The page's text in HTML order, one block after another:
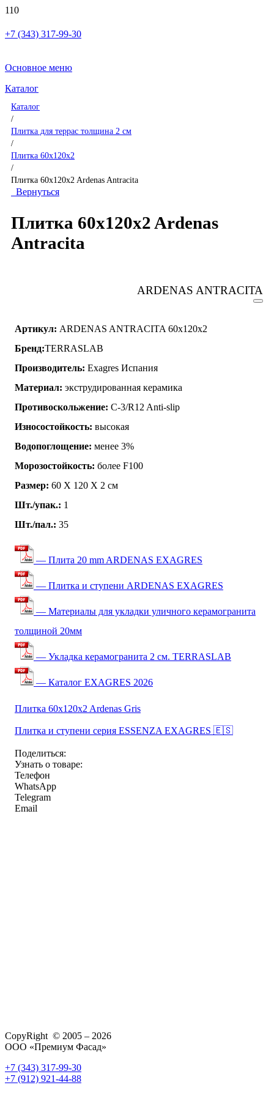
+7 (343) 317-99-30
Основное меню
Каталог
Каталог
/
Плитка для террас толщина 2 см
/
Плитка 60x120x2
/
Плитка 60x120x2 Ardenas Antracita
Вернуться
Плитка 60x120x2 Ardenas
Antracita
ARDENAS ANTRACITA
Артикул: ARDENAS ANTRACITA 60x120x2
Бренд:TERRASLAB
Производитель: Exagres Испания
Материал: экструдированная керамика
Противоскольжение: C-3/R12 Anti-slip
Износостойкость: высокая
Водопоглощение: менее 3%
Морозостойкость: более F100
Размер: 60 Х 120 Х 2 см
Шт./упак.: 1
Шт./пал.: 35
— Плита 20 mm ARDENAS EXAGRES
— Плитка и ступени ARDENAS EXAGRES
— Материалы для укладки уличного керамогранита
толщиной 20мм
— Укладка керамогранита 2 см. TERRASLAB
— Каталог EXAGRES 2026
Плитка 60x120x2 Ardenas Gris
Плитка и ступени серия ESSENZA EXAGRES 🇪🇸
Поделиться:
Узнать о товаре:
Телефон
WhatsApp
Telegram
Email
CopyRight © 2005 – 2026
ООО «Премиум Фасад»
+7 (343) 317-99-30
+7 (912) 921-44-88